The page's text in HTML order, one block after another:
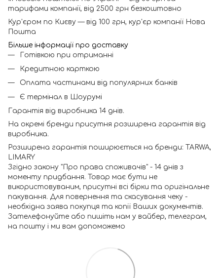
тарифами компанії, від 2500 грн безкоштовно
Кур'єром по Києву — від 100 грн, кур'єр компанії Нова
Пошта
Більше інформації про доставку
Готівкою при отриманні
Кредитною карткою
Оплата частинами від популярних банків
Є термінал в Шоурумі
Гарантія від виробника 14 днів.
На окремі бренди присутня розширена гарантія від
виробника.
Розширена гарантія поширюється на бренди: TARWA,
LIMARY
Згідно закону "Про права споживачів" - 14 днів з
моменту придбання. Товар має бути не
використовуваним, присутні всі бірки та оригінальне
пакування. Для повернення та скасування чеку -
необхідна заява покупця та копії Ваших документів.
Зателефонуйте або пишіть нам у вайбер, телеграм,
на пошту і ми вам допоможемо